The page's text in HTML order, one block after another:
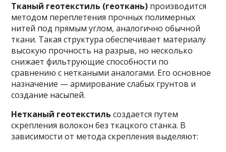
Тканый геотекстиль (геоткань) производится
методом переплетения прочных полимерных
нитей под прямым углом, аналогично обычной
ткани. Такая структура обеспечивает материалу
высокую прочность на разрыв, но несколько
снижает фильтрующие способности по
сравнению с неткаными аналогами. Его основное
назначение — армирование слабых грунтов и
создание насыпей.
Нетканый геотекстиль создается путем
скрепления волокон без ткацкого станка. В
зависимости от метода скрепления выделяют: